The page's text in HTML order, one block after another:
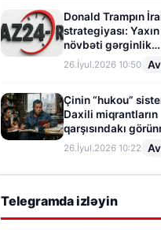
Donald Trampın
strategiyası:
növbəti gərginlik
mərhələsi
26.İyul.2026 10:50
Çinin “hukou”
Daxili miqrantların
qarşısındakı
sədd
26.İyul.2026 10:22
Telegramda izləyin